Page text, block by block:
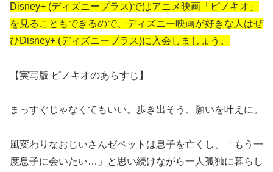
Disney+ (ディズニープラス)ではアニメ映画「ピノキオ」
を見ることもできるので、ディズニー映画が好きな人はぜ
ひDisney+ (ディズニープラス)に入会しましょう。
【実写版 ピノキオのあらすじ】
まっすぐじゃなくてもいい。歩き出そう、願いを叶えに。
風変わりなおじいさんゼペットは息子を亡くし、「もう一
度息子に会いたい…」と思い続けながら一人孤独に暮らし